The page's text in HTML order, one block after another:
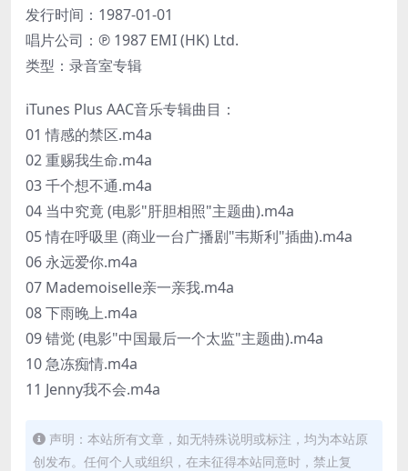
发行时间：1987-01-01
唱片公司：℗ 1987 EMI (HK) Ltd.
类型：录音室专辑
iTunes Plus AAC音乐专辑曲目：
01 情感的禁区.m4a
02 重赐我生命.m4a
03 千个想不通.m4a
04 当中究竟 (电影"肝胆相照"主题曲).m4a
05 情在呼吸里 (商业一台广播剧"韦斯利"插曲).m4a
06 永远爱你.m4a
07 Mademoiselle亲一亲我.m4a
08 下雨晚上.m4a
09 错觉 (电影"中国最后一个太监"主题曲).m4a
10 急冻痴情.m4a
11 Jenny我不会.m4a
声明：本站所有文章，如无特殊说明或标注，均为本站原
创发布。任何个人或组织，在未征得本站同意时，禁止复